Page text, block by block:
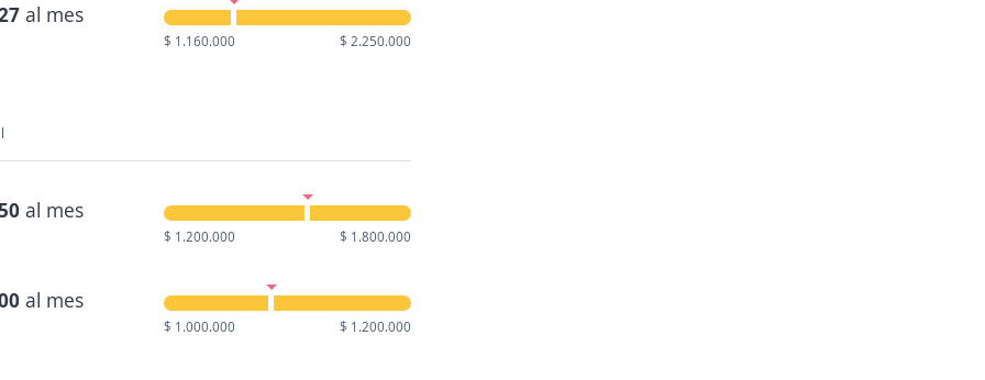
al mes
$ 1.160.000 $ 2.250.000
al mes
$ 1.200.000 $ 1.800.000
al mes
$ 1.000.000 $ 1.200.000